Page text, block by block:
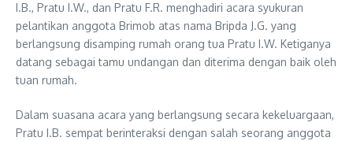
I.B., Pratu I.W., dan Pratu F.R. menghadiri acara syukuran
pelantikan anggota Brimob atas nama Bripda J.G. yang
berlangsung disamping rumah orang tua Pratu I.W. Ketiganya
datang sebagai tamu undangan dan diterima dengan baik oleh
tuan rumah.
Dalam suasana acara yang berlangsung secara kekeluargaan,
Pratu I.B. sempat berinteraksi dengan salah seorang anggota